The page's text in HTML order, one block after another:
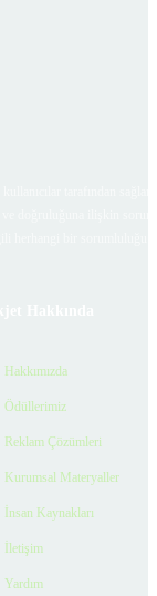
Hakkımızda
Ödüllerimiz
Reklam Çözümleri
Kurumsal Materyaller
İnsan Kaynakları
İletişim
Yardım